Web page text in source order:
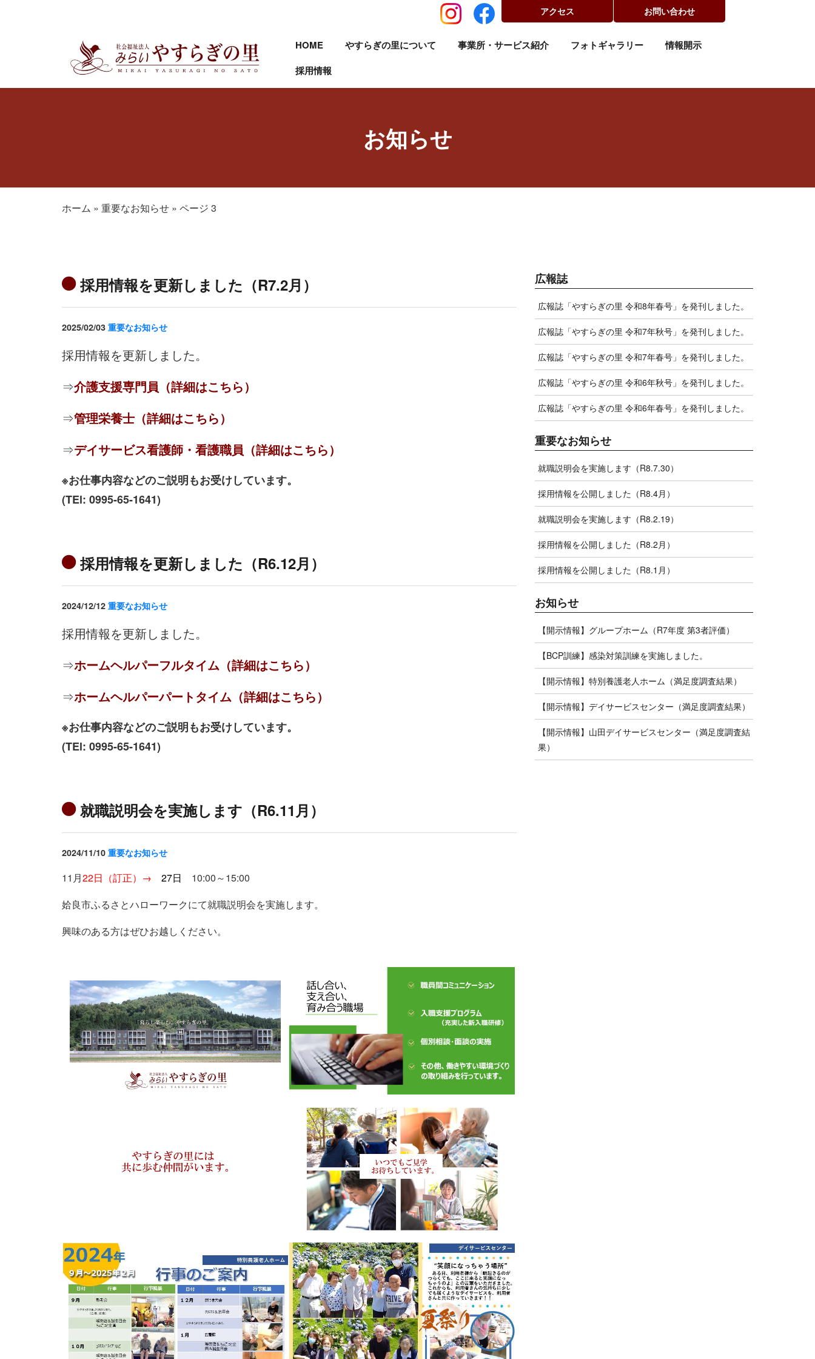
アクセス お問い合わせ
HOME やすらぎの里について 事業所・サービス紹介 フォトギャラリー
情報開示
採用情報
お知らせ
ホーム » 重要なお知らせ » ページ 3
採用情報を更新しました（R7.2月）
2025/02/03 重要なお知らせ
採用情報を更新しました。
⇒介護支援専門員（詳細はこちら）
⇒管理栄養士（詳細はこちら）
⇒デイサービス看護師・看護職員（詳細はこちら）
※お仕事内容などのご説明もお受けしています。
(TEl: 0995-65-1641)
採用情報を更新しました（R6.12月）
2024/12/12 重要なお知らせ
採用情報を更新しました。
⇒ホームヘルパーフルタイム（詳細はこちら）
⇒ホームヘルパーパートタイム（詳細はこちら）
※お仕事内容などのご説明もお受けしています。
(TEl: 0995-65-1641)
就職説明会を実施します（R6.11月）
2024/11/10 重要なお知らせ
11月22日（訂正）→ 27日 10:00～15:00
姶良市ふるさとハローワークにて就職説明会を実施します。
興味のある方はぜひお越しください。
広報誌
広報誌「やすらぎの里 令和8年春号」を発刊しました。
広報誌「やすらぎの里 令和7年秋号」を発刊しました。
広報誌「やすらぎの里 令和7年春号」を発刊しました。
広報誌「やすらぎの里 令和6年秋号」を発刊しました。
広報誌「やすらぎの里 令和6年春号」を発刊しました。
重要なお知らせ
就職説明会を実施します（R8.7.30）
採用情報を公開しました（R8.4月）
就職説明会を実施します（R8.2.19）
採用情報を公開しました（R8.2月）
採用情報を公開しました（R8.1月）
お知らせ
【開示情報】グループホーム（R7年度 第3者評価）
【BCP訓練】感染対策訓練を実施しました。
【開示情報】特別養護老人ホーム（満足度調査結果）
【開示情報】デイサービスセンター（満足度調査結果）
【開示情報】山田デイサービスセンター（満足度調査結
果）